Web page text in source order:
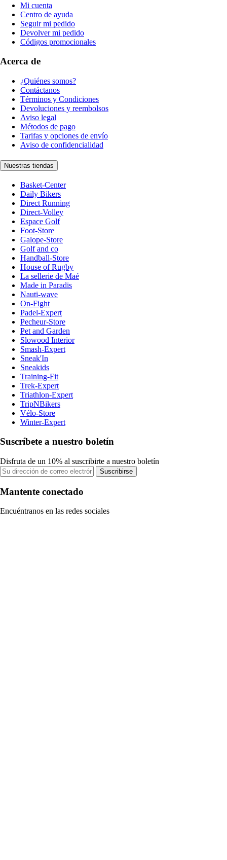
Mi cuenta
Centro de ayuda
Seguir mi pedido
Devolver mi pedido
Códigos promocionales
Acerca de
¿Quiénes somos?
Contáctanos
Términos y Condiciones
Devoluciones y reembolsos
Aviso legal
Métodos de pago
Tarifas y opciones de envío
Aviso de confidencialidad
Nuestras tiendas
Basket-Center
Daily Bikers
Direct Running
Direct-Volley
Espace Golf
Foot-Store
Galope-Store
Golf and co
Handball-Store
House of Rugby
La sellerie de Maé
Made in Paradis
Nauti-wave
On-Fight
Padel-Expert
Pecheur-Store
Pet and Garden
Slowood Interior
Smash-Expert
Sneak'In
Sneakids
Training-Fit
Trek-Expert
Triathlon-Expert
TripNBikers
Vélo-Store
Winter-Expert
Suscríbete a nuestro boletín
Disfruta de un 10% al suscribirte a nuestro boletín
Suscribirse
Mantente conectado
Encuéntranos en las redes sociales